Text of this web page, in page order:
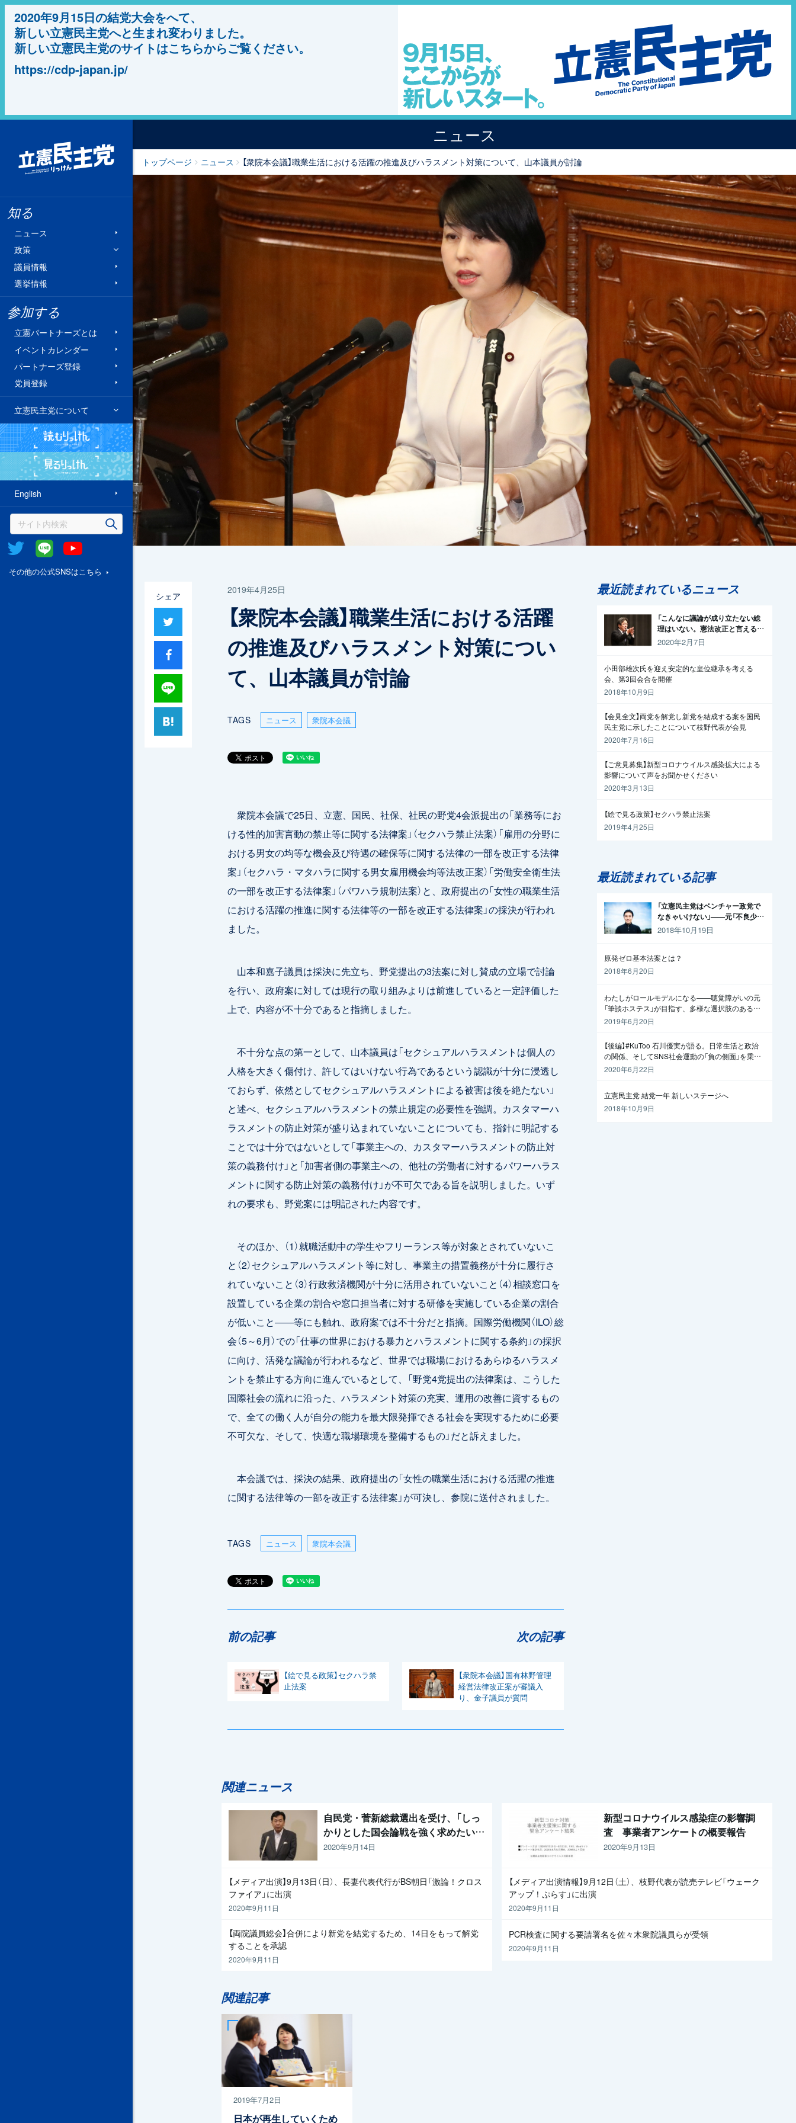
2020年9月15日の結党大会をへて、
新しい立憲民主党へと生まれ変わりました。
新しい立憲民主党のサイトはこちらからご覧ください。
https://cdp-japan.jp/
知る
ニュース
政策
議員情報
選挙情報
参加する
立憲パートナーズとは
イベントカレンダー
パートナーズ登録
党員登録
立憲民主党について
見るりっけん
English
Twitter @Line
その他の公式SNSはこちら
ニュース
トップページ ニュース 【衆院本会議】職業生活における活躍の推進及びハラスメント対策について、山本議員が討論
シェア
2019年4月25日
【衆院本会議】職業生活における活躍
の推進及びハラスメント対策につい
て、山本議員が討論
TAGS ニュース 衆院本会議
衆院本会議で25日、立憲、国民、社保、社民の野党4会派提出の「業務等にお
ける性的加害言動の禁止等に関する法律案」（セクハラ禁止法案）「雇用の分野に
おける男女の均等な機会及び待遇の確保等に関する法律の一部を改正する法律
案」（セクハラ・マタハラに関する男女雇用機会均等法改正案）「労働安全衛生法
の一部を改正する法律案」（パワハラ規制法案）と、政府提出の「女性の職業生活
における活躍の推進に関する法律等の一部を改正する法律案」の採決が行われ
ました。
山本和嘉子議員は採決に先立ち、野党提出の3法案に対し賛成の立場で討論
を行い、政府案に対しては現行の取り組みよりは前進していると一定評価した
上で、内容が不十分であると指摘しました。
不十分な点の第一として、山本議員は「セクシュアルハラスメントは個人の
人格を大きく傷付け、許してはいけない行為であるという認識が十分に浸透し
ておらず、依然としてセクシュアルハラスメントによる被害は後を絶たない」
と述べ、セクシュアルハラスメントの禁止規定の必要性を強調。カスタマーハ
ラスメントの防止対策が盛り込まれていないことについても、指針に明記する
ことでは十分ではないとして「事業主への、カスタマーハラスメントの防止対
策の義務付け」と「加害者側の事業主への、他社の労働者に対するパワーハラス
メントに関する防止対策の義務付け」が不可欠である旨を説明しました。いず
れの要求も、野党案には明記された内容です。
そのほか、（1）就職活動中の学生やフリーランス等が対象とされていないこ
と（2）セクシュアルハラスメント等に対し、事業主の措置義務が十分に履行さ
れていないこと（3）行政救済機関が十分に活用されていないこと（4）相談窓口を
設置している企業の割合や窓口担当者に対する研修を実施している企業の割合
が低いこと――等にも触れ、政府案では不十分だと指摘。国際労働機関（ILO）総
会（5～6月）での「仕事の世界における暴力とハラスメントに関する条約」の採択
に向け、活発な議論が行われるなど、世界では職場におけるあらゆるハラスメ
ントを禁止する方向に進んでいるとして、「野党4党提出の法律案は、こうした
国際社会の流れに沿った、ハラスメント対策の充実、運用の改善に資するもの
で、全ての働く人が自分の能力を最大限発揮できる社会を実現するために必要
不可欠な、そして、快適な職場環境を整備するもの」だと訴えました。
本会議では、採決の結果、政府提出の「女性の職業生活における活躍の推進
に関する法律等の一部を改正する法律案」が可決し、参院に送付されました。
TAGS ニュース 衆院本会議
前の記事
【絵で見る政策】セクハラ禁
止法案
次の記事
【衆院本会議】国有林野管理
経営法律改正案が審議入
り、金子議員が質問
最近読まれているニュース
「こんなに議論が成り立たない総
理はいない。憲法改正と言える資
格がどこにある。市民と野党の力
で引きずり下ろそう」杉尾議員
2020年2月7日
小田部雄次氏を迎え安定的な皇位継承を考える
会、第3回会合を開催
2018年10月9日
【会見全文】両党を解党し新党を結成する案を国民
民主党に示したことについて枝野代表が会見
2020年7月16日
【ご意見募集】新型コロナウイルス感染拡大による
影響について声をお聞かせください
2020年3月13日
【絵で見る政策】セクハラ禁止法案
2019年4月25日
最近読まれている記事
「立憲民主党はベンチャー政党で
なきゃいけない」——元「不良少
年」の起業家が政治家になった理
2018年10月19日
原発ゼロ基本法案とは？
2018年6月20日
わたしがロールモデルになる——聴覚障がいの元
「筆談ホステス」が目指す、多様な選択肢のある社
会
2019年6月20日
【後編】#KuToo 石川優実が語る。日常生活と政治
の関係、そしてSNS社会運動の「負の側面」を乗り
越えるには
2020年6月22日
立憲民主党 結党一年 新しいステージへ
2018年10月9日
関連ニュース
自民党・菅新総裁選出を受け、「しっ
かりとした国会論戦を強く求めたい」
と枝野代表
2020年9月14日
【メディア出演】9月13日（日）、長妻代表代行がBS朝日「激論！クロス
ファイア」に出演
2020年9月11日
【両院議員総会】合併により新党を結党するため、14日をもって解党
することを承認
2020年9月11日
新型コロナウイルス感染症の影響調
査 事業者アンケートの概要報告
2020年9月13日
【メディア出演情報】9月12日（土）、枝野代表が読売テレビ「ウェーク
アップ！ぷらす」に出演
2020年9月11日
PCR検査に関する要請署名を佐々木衆院議員らが受領
2020年9月11日
関連記事
2019年7月2日
日本が再生していくため